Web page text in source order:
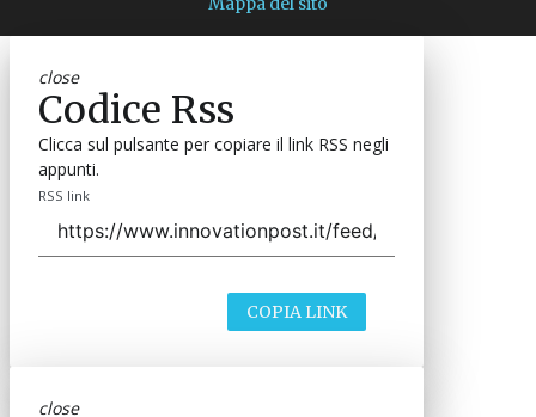
CAP 20133
Contatti
Contatta il nostro team per maggiori informazioni
Nextwork360 - Codice fiscale e Partita IVA 13868590962 - ©
Mappa del sito
Codice Rss
appunti.